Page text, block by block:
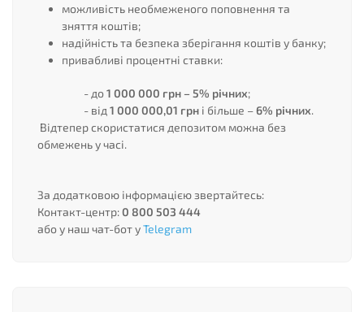
можливість необмеженого поповнення та
зняття коштів;
надійність та безпека зберігання коштів у банку;
привабливі процентні ставки:
- до1 000 000 грн – 5% річних;
- від 1 000 000,01 грн і більше –6% річних.
Відтепер скористатися депозитом можна без
обмежень у часі.
За додатковою інформацією звертайтесь:
Контакт-центр:0 800 503 444
або у наш чат-бот уTelegram